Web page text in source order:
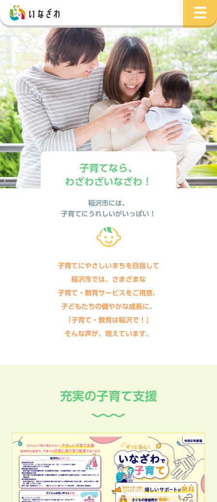
子育てなら、
わざわざいなざわ！
稲沢市には、
子育てにうれしいがいっぱい！
子育てにやさしいまちを目指して
稲沢市では、さまざまな
子育て・教育サービスをご用意。
子どもたちの健やかな成長に、
「子育て・教育は稲沢で！」
そんな声が、増えています。
充実の子育て支援